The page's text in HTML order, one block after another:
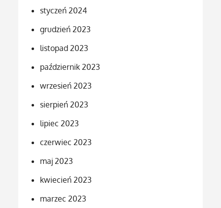
styczeń 2024
grudzień 2023
listopad 2023
październik 2023
wrzesień 2023
sierpień 2023
lipiec 2023
czerwiec 2023
maj 2023
kwiecień 2023
marzec 2023